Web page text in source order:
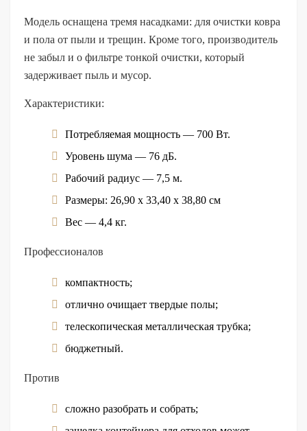
Модель оснащена тремя насадками: для очистки ковра
и пола от пыли и трещин. Кроме того, производитель
не забыл и о фильтре тонкой очистки, который
задерживает пыль и мусор.
Характеристики:
Потребляемая мощность — 700 Вт.
Уровень шума — 76 дБ.
Рабочий радиус — 7,5 м.
Размеры: 26,90 x 33,40 x 38,80 см
Вес — 4,4 кг.
Профессионалов
компактность;
отлично очищает твердые полы;
телескопическая металлическая трубка;
бюджетный.
Против
сложно разобрать и собрать;